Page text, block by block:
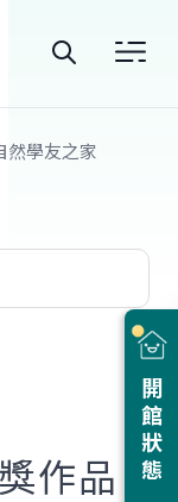
站
開館狀態
然學友之家
作品